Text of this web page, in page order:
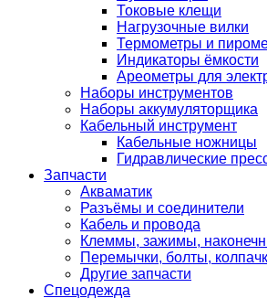
Токовые клещи
Нагрузочные вилки
Термометры и
Индикаторы ёмкости
Ареометры для
Наборы инструментов
Наборы аккумуляторщика
Кабельный инструмент
Кабельные ножницы
Гидравлические
Запчасти
Акваматик
Разъёмы и соединители
Кабель и провода
Клеммы, зажимы,
Перемычки, болты,
Другие запчасти
Спецодежда